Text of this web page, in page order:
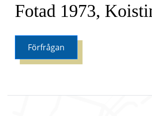
Fotad 1973,
Förfrågan